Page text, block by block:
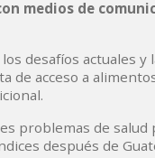
medios de
desafíos actuales
de acceso a
problemas de
después de